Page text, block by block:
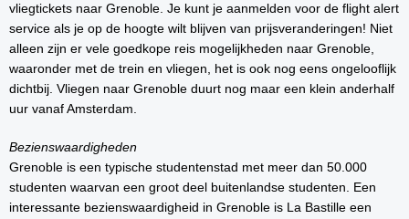
vliegtickets naar Grenoble. Je kunt je aanmelden voor de flight alert
service als je op de hoogte wilt blijven van prijsveranderingen! Niet
alleen zijn er vele goedkope reis mogelijkheden naar Grenoble,
waaronder met de trein en vliegen, het is ook nog eens ongelooflijk
dichtbij. Vliegen naar Grenoble duurt nog maar een klein anderhalf
uur vanaf Amsterdam.
Bezienswaardigheden
Grenoble is een typische studentenstad met meer dan 50.000
studenten waarvan een groot deel buitenlandse studenten. Een
interessante bezienswaardigheid in Grenoble is La Bastille een